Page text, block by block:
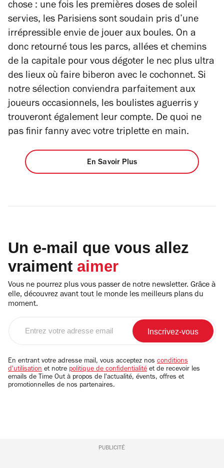
chose : une fois les premières doses de soleil
servies, les Parisiens sont soudain pris d’une
irrépressible envie de jouer aux boules. On a
donc retourné tous les parcs, allées et chemins
de la capitale pour vous dégoter le nec plus ultra
des lieux où faire biberon avec le cochonnet. Si
notre sélection conviendra parfaitement aux
joueurs occasionnels, les boulistes aguerris y
trouveront également leur compte. De quoi ne
pas finir fanny avec votre triplette en main.
En Savoir Plus
Un e-mail que vous allez
vraiment aimer
Vous ne pourrez plus vous passer de notre newsletter. Grâce à
elle, découvrez avant tout le monde les meilleurs plans du
moment.
email
En entrant votre adresse mail, vous acceptez nos conditions
d'utilisation et notre politique de confidentialité et de recevoir les
emails de Time Out à propos de l'actualité, évents, offres et
promotionnelles de nos partenaires.
PUBLICITÉ